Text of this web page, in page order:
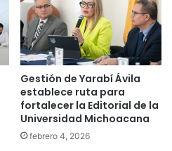
Gestión de Yarabí Ávila
establece ruta para
fortalecer la Editorial de la
Universidad Michoacana
febrero 4, 2026